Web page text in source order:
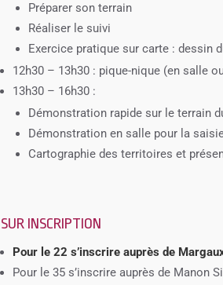
Préparer son terrain
Réaliser le suivi
Exercice pratique sur carte : dessin
12h30 – 13h30 : pique-nique (en salle
13h30 – 16h30 :
Démonstration rapide sur le terrain
Démonstration en salle pour la
Cartographie des territoires et
SUR INSCRIPTION
Pour le 22 s’inscrire auprès de
Pour le 35 s’inscrire auprès de Manon